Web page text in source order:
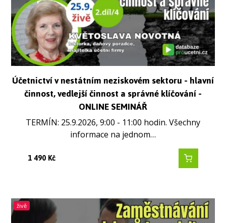
Účetnictví v nestátním neziskovém sektoru - hlavní
činnost, vedlejší činnost a správné klíčování -
ONLINE SEMINÁŘ
TERMÍN: 25.9.2026, 9:00 - 11:00 hodin. Všechny
informace na jednom…
1 490Kč
živě